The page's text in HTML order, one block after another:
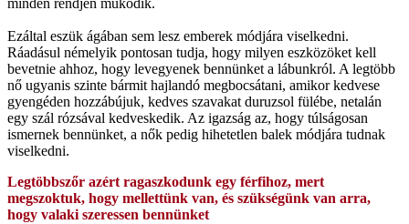
minden rendjén működik.
Ezáltal eszük ágában sem lesz emberek módjára viselkedni.
Ráadásul némelyik pontosan tudja, hogy milyen eszközöket kell
bevetnie ahhoz, hogy levegyenek bennünket a lábunkról. A legtöbb
nő ugyanis szinte bármit hajlandó megbocsátani, amikor kedvese
gyengéden hozzábújuk, kedves szavakat duruzsol fülébe, netalán
egy szál rózsával kedveskedik. Az igazság az, hogy túlságosan
ismernek bennünket, a nők pedig hihetetlen balek módjára tudnak
viselkedni.
Legtöbbszőr azért ragaszkodunk egy férfihoz, mert
megszoktuk, hogy mellettünk van, és szükségünk van arra,
hogy valaki szeressen bennünket